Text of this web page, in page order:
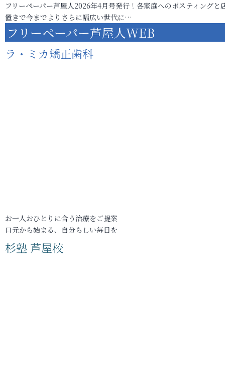
フリーペーパー芦屋人2026年4月号発行！各家庭へのポスティングと
置きで今までよりさらに幅広い世代に…
フリーペーパー芦屋人WEB
ラ・ミカ矯正歯科
お一人おひとりに合う治療をご提案
口元から始まる、自分らしい毎日を
杉塾 芦屋校